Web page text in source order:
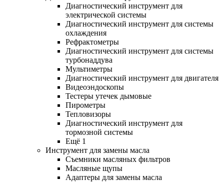
Диагностический инструмент для
электрической системы
Диагностический инструмент для системы
охлаждения
Рефрактометры
Диагностический инструмент для системы
турбонаддува
Мультиметры
Диагностический инструмент для двигателя
Видеоэндоскопы
Тестеры утечек дымовые
Пирометры
Тепловизоры
Диагностический инструмент для
тормозной системы
Ещё 1
Инструмент для замены масла
Съемники масляных фильтров
Масляные щупы
Адаптеры для замены масла